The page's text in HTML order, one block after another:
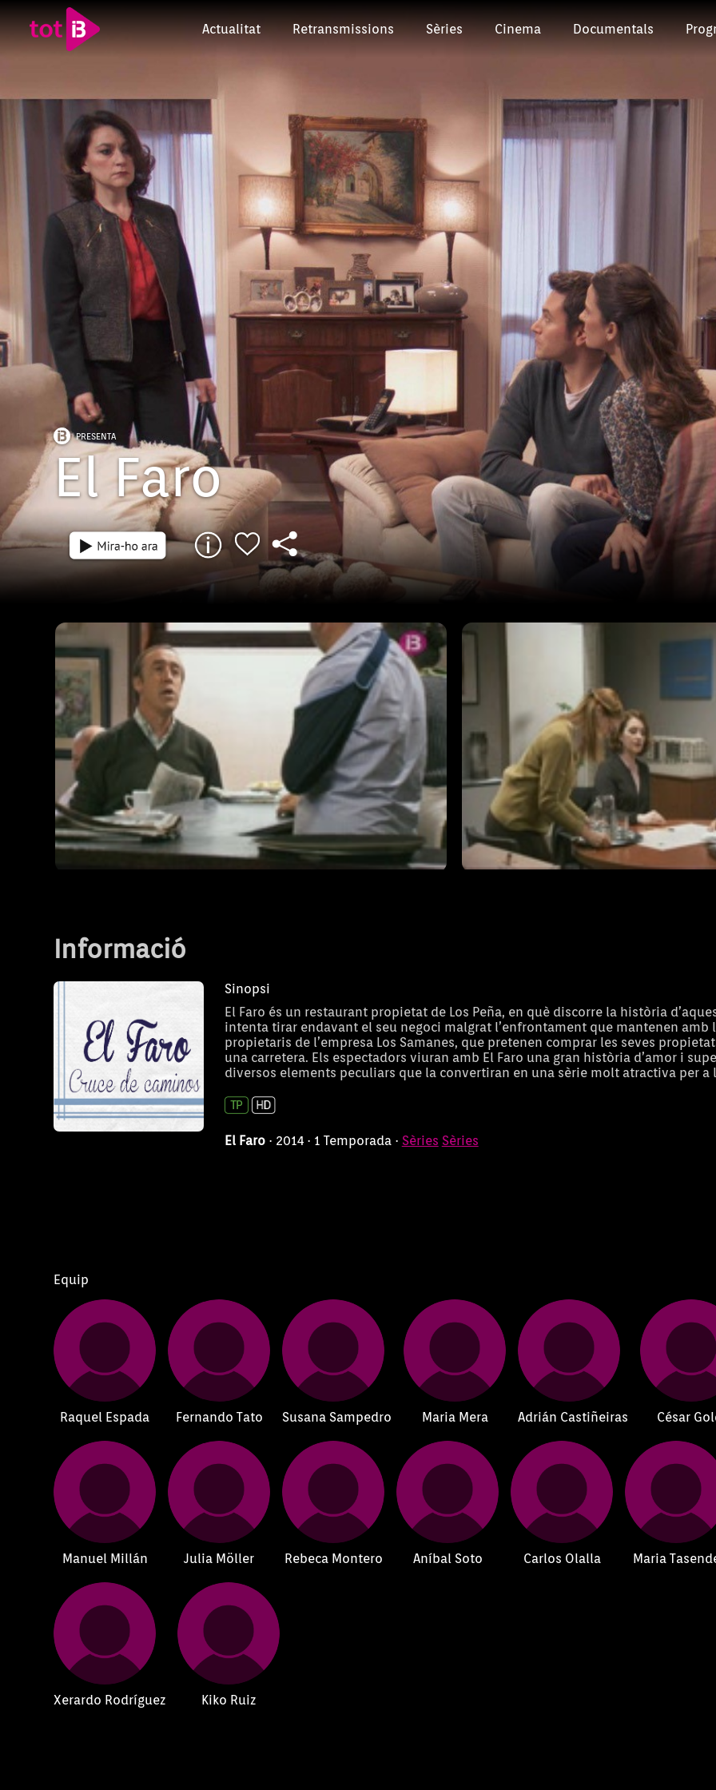
Actualitat Retransmissions Sèries Cinema Documentals
PRESENTA
El Faro
Episodi: 1
50 min
Lucía Peña és una jove que fa feina al bar familiar El
Faro i que somia d’anar-se'n de gira amb el seu grup
teatral;, però Josep, son pare, que és molt conservador,
s'hi oposa. Aquest no serà l'únic problema de l’al•lota,
l'amenaça procedeix de la família Muñoz i del seu gran
empori empresarial Los Samanes. El destí fa que Lucía i
Ricardo, l'hereu de Los Samanes, xoquin en un revolt i
es coneguin.
Episodi: 2
50 min
Ricardo, l'hereu dels poderosos
cambrera a El Faro, no poden
un revolt. Ricardo dubta si
decidida a recuperar-lo.
Informació
Sinopsi
El Faro és un restaurant propietat de Los Peña, en què discorre la història
intenta tirar endavant el seu negoci malgrat l’enfrontament que mantenen amb
propietaris de l’empresa Los Samanes, que pretenen comprar les seves
una carretera. Els espectadors viuran amb El Faro una gran història d’amor i
diversos elements peculiars que la convertiran en una sèrie molt atractiva per a
El Faro · 2014 · 1 Temporada · Sèries Sèries
Equip
Raquel Espada Fernando Tato Susana Sampedro Maria Mera Adrián Castiñeiras César
Manuel Millán Julia Möller Rebeca Montero Aníbal Soto Carlos Olalla Maria
Xerardo Rodríguez Kiko Ruiz